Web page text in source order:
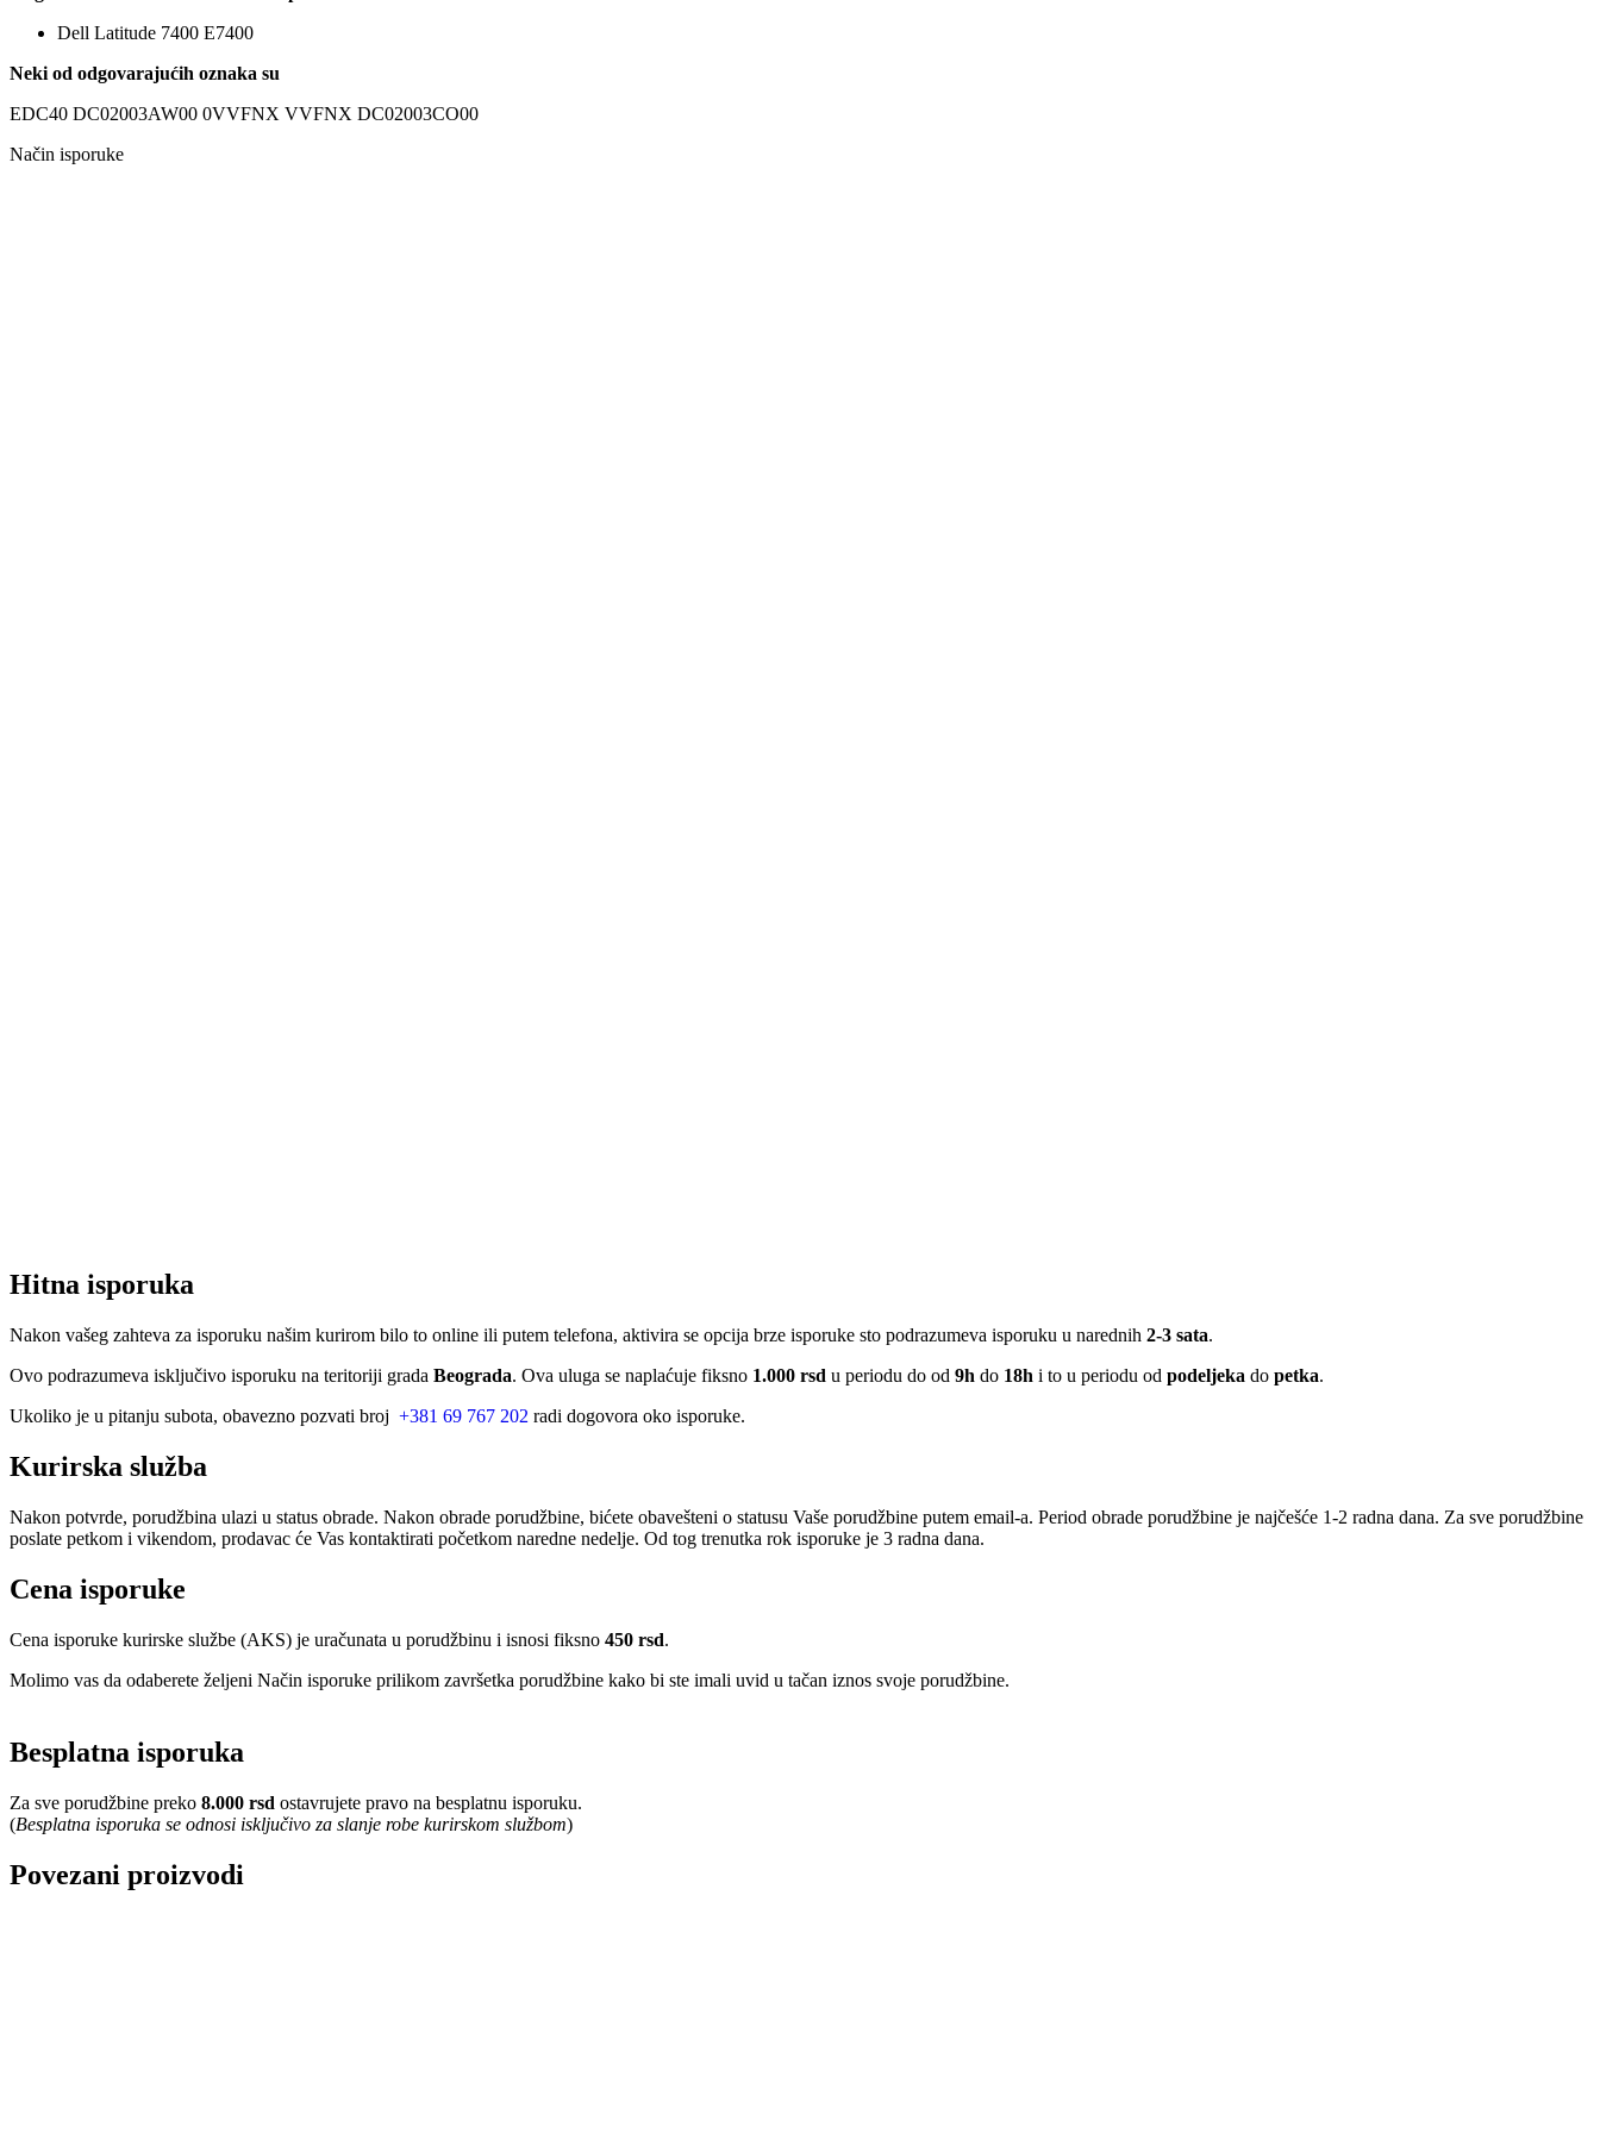
Dell Latitude 7400 E7400
Neki od odgovarajućih oznaka su
EDC40 DC02003AW00 0VVFNX VVFNX DC02003CO00
Način isporuke
Hitna isporuka
Nakon vašeg zahteva za isporuku našim kurirom bilo to online ili putem telefona, aktivira se opcija brze isporuke sto podrazumeva isporuku u narednih 2-3 sata.
Ovo podrazumeva isključivo isporuku na teritoriji grada Beograda. Ova uluga se naplaćuje fiksno 1.000 rsd u periodu do od 9h do 18h i to u periodu od podeljeka do petka.
Ukoliko je u pitanju subota, obavezno pozvati broj +381 69 767 202 radi dogovora oko isporuke.
Kurirska služba
Nakon potvrde, porudžbina ulazi u status obrade. Nakon obrade porudžbine, bićete obavešteni o statusu Vaše porudžbine putem email-a. Period obrade porudžbine je najčešće 1-2 radna dana. Za sve porudžbine
poslate petkom i vikendom, prodavac će Vas kontaktirati početkom naredne nedelje. Od tog trenutka rok isporuke je 3 radna dana.
Cena isporuke
Cena isporuke kurirske službe (AKS) je uračunata u porudžbinu i isnosi fiksno 450 rsd.
Molimo vas da odaberete željeni Način isporuke prilikom završetka porudžbine kako bi ste imali uvid u tačan iznos svoje porudžbine.
Besplatna isporuka
Za sve porudžbine preko 8.000 rsd ostavrujete pravo na besplatnu isporuku.
(Besplatna isporuka se odnosi isključivo za slanje robe kurirskom službom)
Povezani proizvodi